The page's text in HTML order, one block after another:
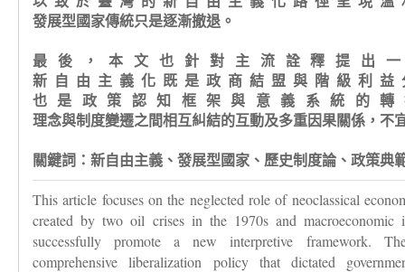
發展型國家傳統只是逐漸撤退。
最後，本文也針對主流詮釋提出
新自由主義化既是政商結盟與階級利益
也是政策認知框架與意義系統的轉
理念與制度變遷之間相互糾結的互動及多重因果關係，不
關鍵詞： 新自由主義、發展型國家、歷史制度論、政策典
This article focuses on the neglected role of neoclassical
created by two oil crises in the 1970s and macroeconomic
successfully promote a new interpretive framework.
comprehensive liberalization policy that dictated